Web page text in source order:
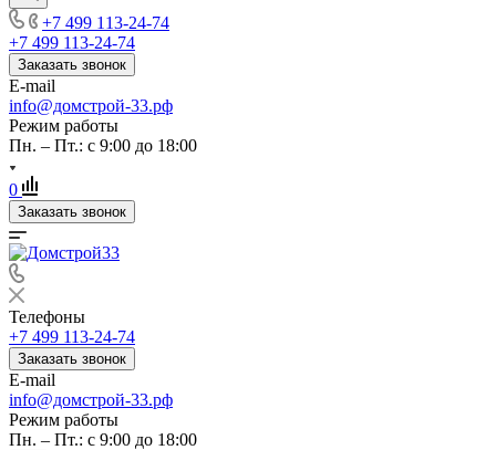
+7 499 113-24-74
+7 499 113-24-74
Заказать звонок
E-mail
info@домстрой-33.рф
Режим работы
Пн. – Пт.: с 9:00 до 18:00
0
Заказать звонок
Телефоны
+7 499 113-24-74
Заказать звонок
E-mail
info@домстрой-33.рф
Режим работы
Пн. – Пт.: с 9:00 до 18:00